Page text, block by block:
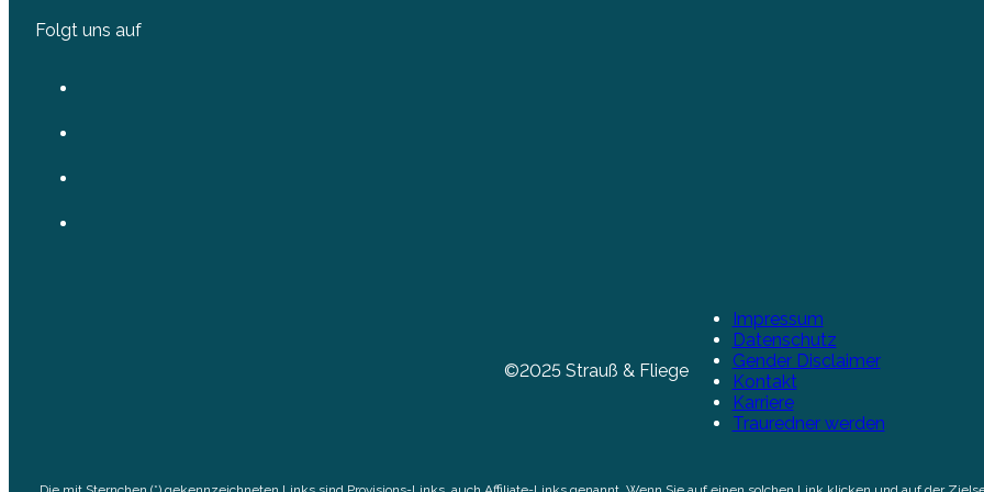
Folgt uns auf
©2025 Strauß & Fliege
Impressum
Datenschutz
Gender Disclaimer
Kontakt
Karriere
Trauredner werden